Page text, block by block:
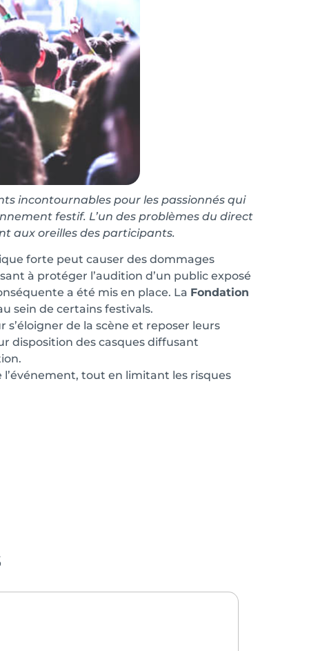
incontournables pour les passionnés qui
festif. L’un des problèmes du direct
aux oreilles des participants.
forte peut causer des dommages
à protéger l’audition d’un public exposé
a été mis en place. La Fondation
sein de certains festivals.
de la scène et reposer leurs
disposition des casques diffusant
tout en limitant les risques